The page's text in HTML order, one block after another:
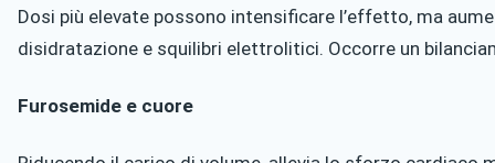
Dosi più elevate possono intensificare l’effetto, ma
disidratazione e squilibri elettrolitici. Occorre un
Furosemide e cuore